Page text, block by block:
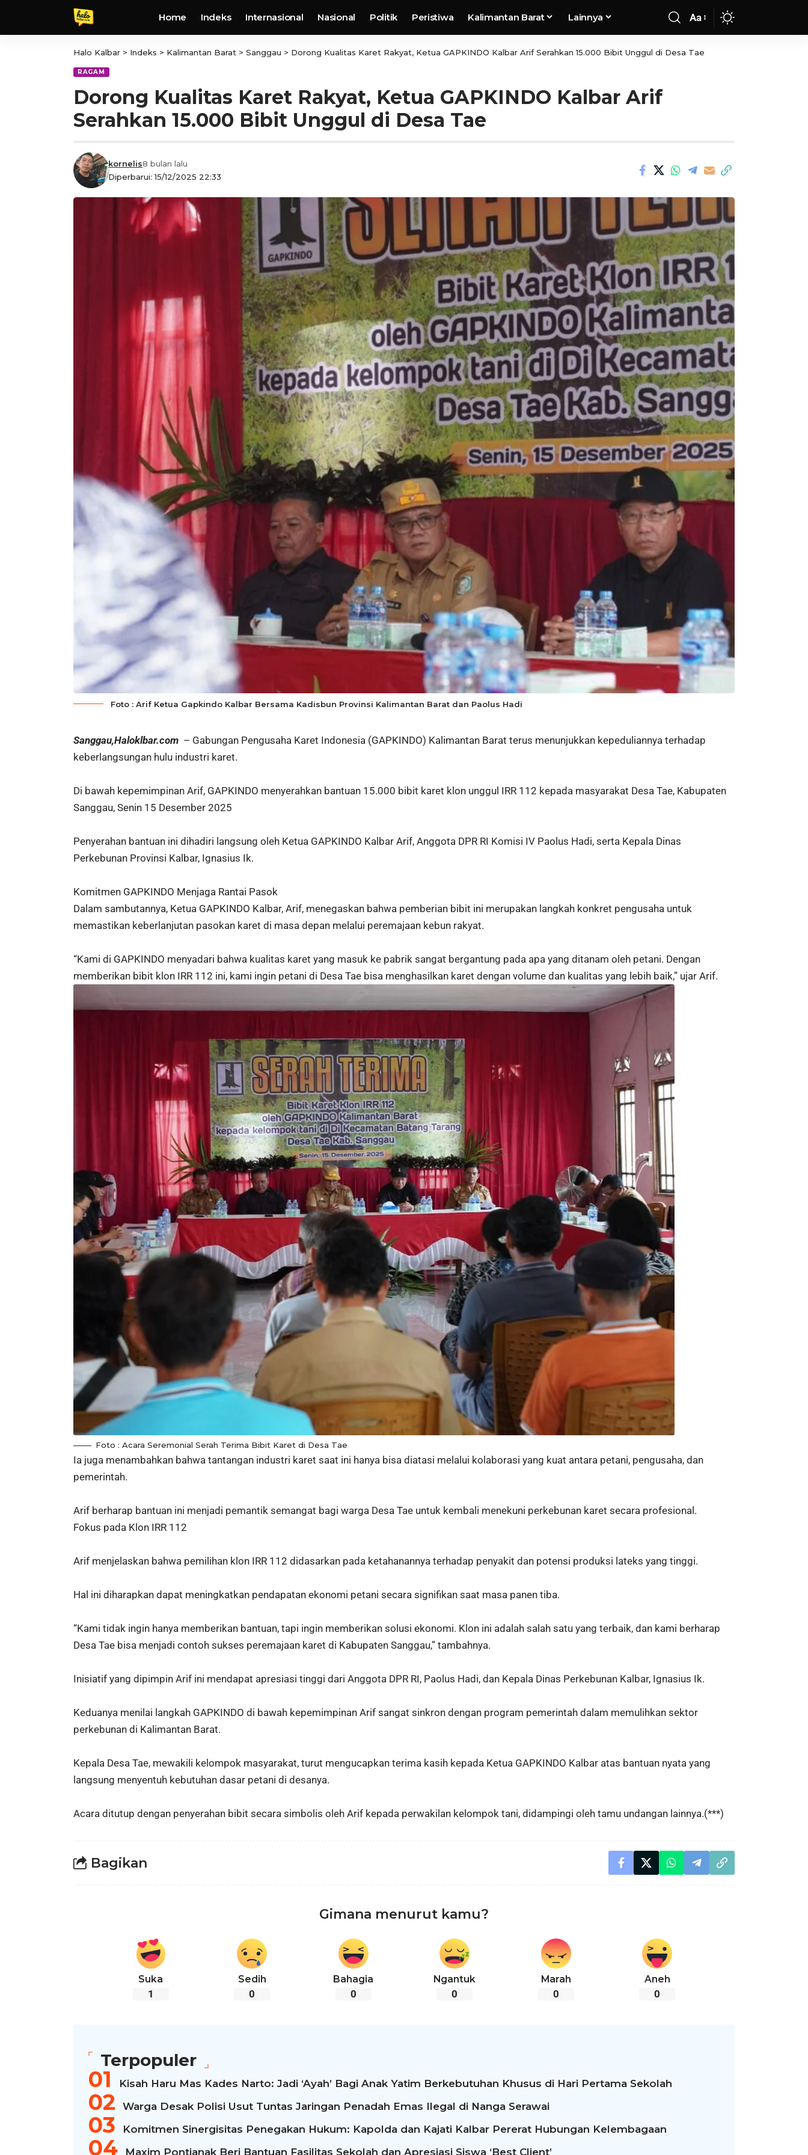
Home Indeks Internasional Nasional Politik Peristiwa Kalimantan Barat Lainnya Aa
Halo Kalbar > Indeks > Kalimantan Barat > Sanggau > Dorong Kualitas Karet Rakyat, Ketua GAPKINDO Kalbar Arif Serahkan 15.000 Bibit Unggul di Desa Tae
RAGAM
Dorong Kualitas Karet Rakyat, Ketua GAPKINDO Kalbar Arif
Serahkan 15.000 Bibit Unggul di Desa Tae
Diperbarui: 15/12/2025 22:33
kornelis8 bulan lalu
Foto : Arif Ketua Gapkindo Kalbar Bersama Kadisbun Provinsi Kalimantan Barat dan Paolus Hadi
Sanggau,Haloklbar.com – Gabungan Pengusaha Karet Indonesia (GAPKINDO) Kalimantan Barat terus menunjukkan kepeduliannya terhadap
keberlangsungan hulu industri karet.
Di bawah kepemimpinan Arif, GAPKINDO menyerahkan bantuan 15.000 bibit karet klon unggul IRR 112 kepada masyarakat Desa Tae, Kabupaten
Sanggau, Senin 15 Desember 2025
Penyerahan bantuan ini dihadiri langsung oleh Ketua GAPKINDO Kalbar Arif, Anggota DPR RI Komisi IV Paolus Hadi, serta Kepala Dinas
Perkebunan Provinsi Kalbar, Ignasius Ik.
Komitmen GAPKINDO Menjaga Rantai Pasok
Dalam sambutannya, Ketua GAPKINDO Kalbar, Arif, menegaskan bahwa pemberian bibit ini merupakan langkah konkret pengusaha untuk
memastikan keberlanjutan pasokan karet di masa depan melalui peremajaan kebun rakyat.
“Kami di GAPKINDO menyadari bahwa kualitas karet yang masuk ke pabrik sangat bergantung pada apa yang ditanam oleh petani. Dengan
memberikan bibit klon IRR 112 ini, kami ingin petani di Desa Tae bisa menghasilkan karet dengan volume dan kualitas yang lebih baik,” ujar Arif.
Foto : Acara Seremonial Serah Terima Bibit Karet di Desa Tae
Ia juga menambahkan bahwa tantangan industri karet saat ini hanya bisa diatasi melalui kolaborasi yang kuat antara petani, pengusaha, dan
pemerintah.
Arif berharap bantuan ini menjadi pemantik semangat bagi warga Desa Tae untuk kembali menekuni perkebunan karet secara profesional.
Fokus pada Klon IRR 112
Arif menjelaskan bahwa pemilihan klon IRR 112 didasarkan pada ketahanannya terhadap penyakit dan potensi produksi lateks yang tinggi.
Hal ini diharapkan dapat meningkatkan pendapatan ekonomi petani secara signifikan saat masa panen tiba.
“Kami tidak ingin hanya memberikan bantuan, tapi ingin memberikan solusi ekonomi. Klon ini adalah salah satu yang terbaik, dan kami berharap
Desa Tae bisa menjadi contoh sukses peremajaan karet di Kabupaten Sanggau,” tambahnya.
Inisiatif yang dipimpin Arif ini mendapat apresiasi tinggi dari Anggota DPR RI, Paolus Hadi, dan Kepala Dinas Perkebunan Kalbar, Ignasius Ik.
Keduanya menilai langkah GAPKINDO di bawah kepemimpinan Arif sangat sinkron dengan program pemerintah dalam memulihkan sektor
perkebunan di Kalimantan Barat.
Kepala Desa Tae, mewakili kelompok masyarakat, turut mengucapkan terima kasih kepada Ketua GAPKINDO Kalbar atas bantuan nyata yang
langsung menyentuh kebutuhan dasar petani di desanya.
Acara ditutup dengan penyerahan bibit secara simbolis oleh Arif kepada perwakilan kelompok tani, didampingi oleh tamu undangan lainnya.(***)
Bagikan
Gimana menurut kamu?
Suka
1
Sedih
0
Bahagia
0
Ngantuk
0
Marah
0
Aneh
0
Terpopuler
Kisah Haru Mas Kades Narto: Jadi ‘Ayah’ Bagi Anak Yatim Berkebutuhan Khusus di Hari Pertama Sekolah
Warga Desak Polisi Usut Tuntas Jaringan Penadah Emas Ilegal di Nanga Serawai
Komitmen Sinergisitas Penegakan Hukum: Kapolda dan Kajati Kalbar Pererat Hubungan Kelembagaan
Maxim Pontianak Beri Bantuan Fasilitas Sekolah dan Apresiasi Siswa ‘Best Client’